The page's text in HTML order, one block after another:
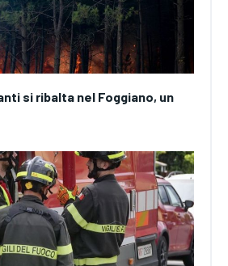
si ribalta nel Foggiano, un